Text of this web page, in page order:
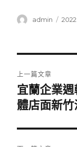
作
admin
發
2022
章
導
覽
上一篇文章
上
一
文
章:
宜蘭企業
體店面新